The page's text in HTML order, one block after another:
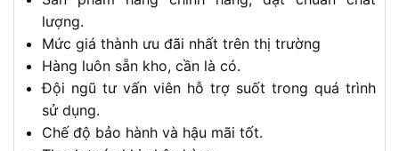
lượng.
Mức giá thành ưu đãi nhất trên thị trường
Hàng luôn sẵn kho, cần là có.
Đội ngũ tư vấn viên hỗ trợ suốt trong quá trình
sử dụng.
Chế độ bảo hành và hậu mãi tốt.